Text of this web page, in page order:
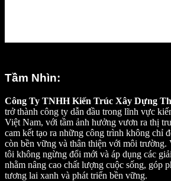
Tầm Nhìn:
Công Ty TNHH Kiến Trúc Xây Dựng
trở thành công ty dẫn đầu trong lĩnh vực
Việt Nam, với tầm ảnh hưởng vươn ra thị
cam kết tạo ra những công trình không chỉ
còn bền vững và thân thiện với môi
tôi không ngừng đổi mới và áp dụng các
nhằm nâng cao chất lượng cuộc sống, góp
tương lai xanh và phát triển bền vững.